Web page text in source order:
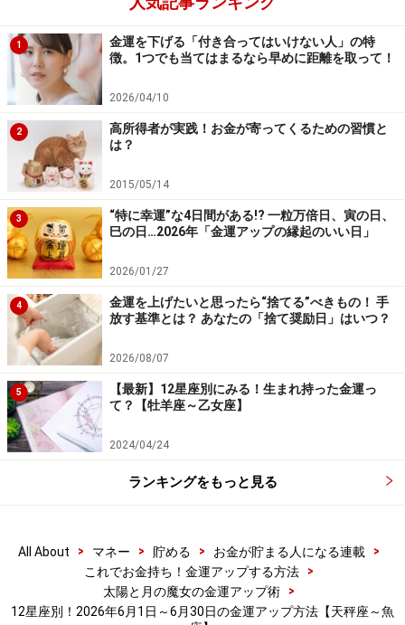
できそうです。金銭面も貯蓄の意義を再確認する、チャ
ンスの時期です。どんな目的のために、いくら貯めるべ
きなのかなどを考えると金運はグッと安定化。そのため
に投資にチャレンジするのにもいい時期です。
ラッキーアイテム：デジタル時計
水瓶座
6月の水瓶座の運気は上々。活躍の時を迎えています。
自分への強い自信が生まれ、どんな場面でも堂々として
いられるでしょう。自分の考えを臆せずに伝えてくださ
い。そんなあなたに憧れる人もたくさん出てくるはず。
普段より大きめの声で話すのもおすすめです。一方、人
付き合いが増えるために交際費がかさみがち。といって
出し惜しみすると人望がダウンし、運気の足を引っ張っ
てしまうでしょう。運気底上げのためにも気持ちよく出
したいものです。
ラッキーアイテム：よそ行きの靴
1
金運を下げる「付き合ってはいけない人」の特
徴。1つでも当てはまるなら早めに距離を取って！
2026/04/10
2
高所得者が実践！お金が寄ってくるための習慣と
は？
2015/05/14
3
“特に幸運”な4日間がある!? 一粒万倍日、寅の日、
巳の日…2026年「金運アップの縁起のいい日」
2026/01/27
4
金運を上げたいと思ったら“捨てる”べきもの！ 手
放す基準とは？ あなたの「捨て奨励日」はいつ？
2026/08/07
5
【最新】12星座別にみる！生まれ持った金運っ
て？【牡羊座～乙女座】
2024/04/24
ランキングをもっと見る
All About > マネー > 貯める > お金が貯まる人になる連載
>
これでお金持ち！金運アップする方法
>
太陽と月の魔女の金運アップ術
>
12星座別！2026年6月1日～6月30日の金運アップ方法【天秤座～魚